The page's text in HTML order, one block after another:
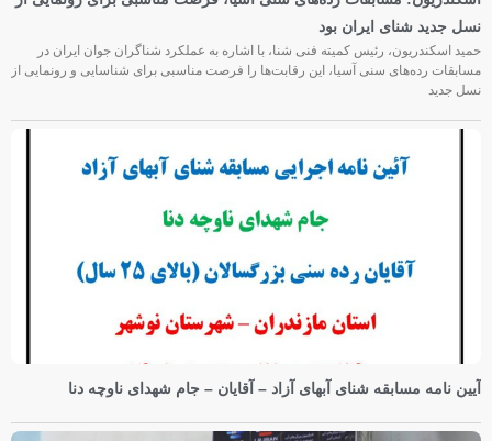
نسل جدید شنای ایران بود
حمید اسکندریون، رئیس کمیته فنی شنا، با اشاره به عملکرد شناگران جوان ایران در
مسابقات رده‌های سنی آسیا، این رقابت‌ها را فرصت مناسبی برای شناسایی و رونمایی از
نسل جدید
آیین نامه مسابقه شنای آبهای آزاد – آقایان – جام شهدای ناوچه دنا